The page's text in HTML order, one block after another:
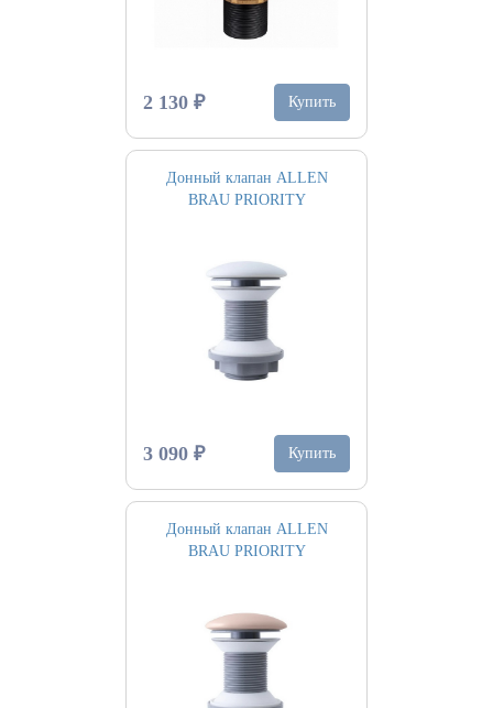
2 130 ₽ Купить
Донный клапан ALLEN
BRAU PRIORITY
3 090 ₽ Купить
Донный клапан ALLEN
BRAU PRIORITY